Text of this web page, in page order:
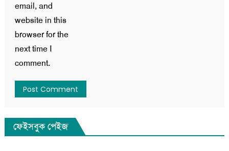
email, and
website in this
browser for the
next time I
comment.
ফেইসবুক পেইজ